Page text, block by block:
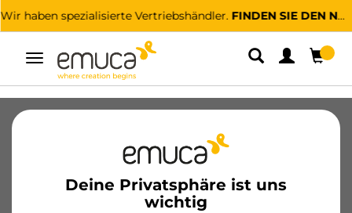
Wir haben spezialisierte Vertriebshändler. FINDEN SIE DEN NÄCHSTGELEGENEN
Umschaltbare
Navigation
Deine Privatsphäre ist uns
wichtig
Führungssysteme
Schiebesysteme
Griffe Sockel